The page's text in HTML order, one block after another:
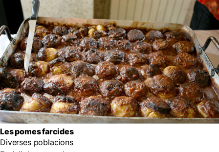
Les pomes farcides
Diverses poblacions